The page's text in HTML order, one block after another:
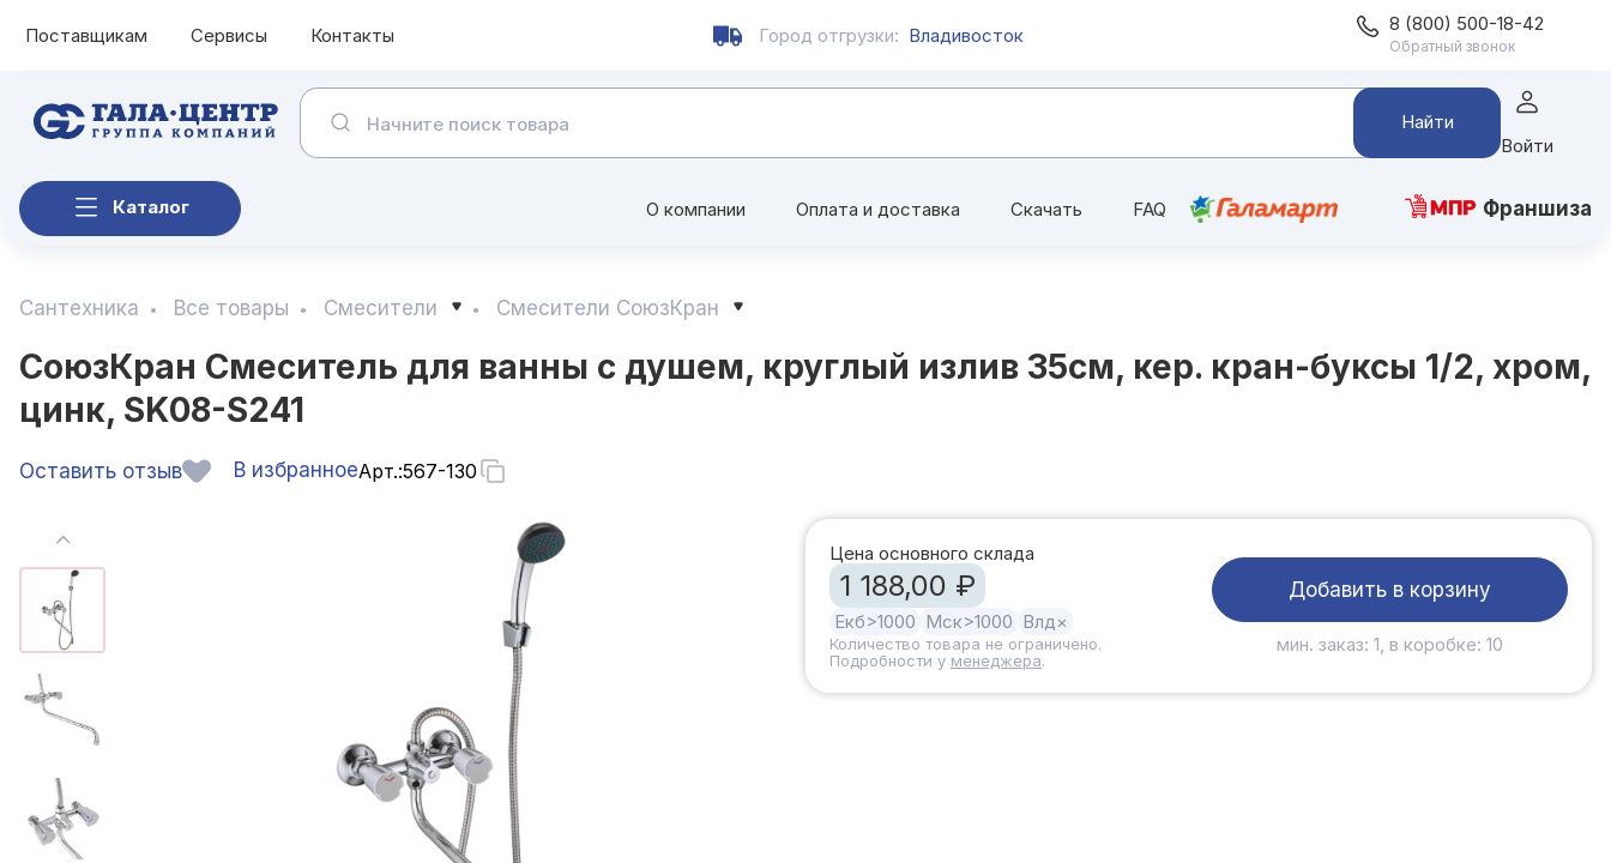
Поставщикам Сервисы Контакты Город отгрузки: Владивосток 8 (800) 500-18-42
Обратный звонок
Найти
Войти
Каталог О компании Оплата и доставка Скачать FAQ Франшиза
Сантехника Все товары Смесители Смесители СоюзКран
СоюзКран Смеситель для ванны с душем, круглый излив 35см, кер. кран-буксы 1/2, хром,
цинк, SK08-S241
Оставить отзыв В избранноеАрт.:567-130
Цена основного склада
1 188,00 ₽
Екб>1000 Мск>1000 Влд×
Количество товара не ограничено.
Подробности у менеджера.
Добавить в корзину
мин. заказ: 1, в коробке: 10